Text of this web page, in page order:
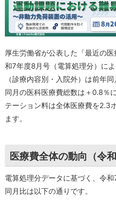
厚生労働省が公表した「最近の
和7年度8月号（電算処理分）に
（診療内容別・入院外）は前年
同月の医科医療費総数は＋0.8％
テーション料は全体医療費を2.3
ます。
医療費全体の動向（令
電算処理分データに基づく、令
同月比は以下の通りです。